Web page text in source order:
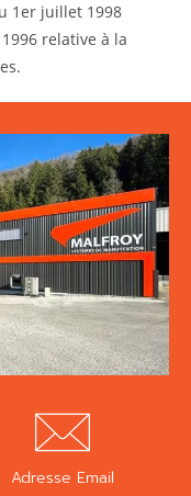
1er juillet 1998
relative à la
Adresse Email